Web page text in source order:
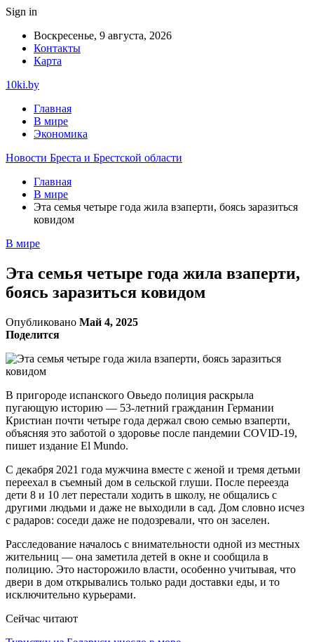
Sign in
Воскресенье, 9 августа, 2026
Контакты
Карта
10ki.by
Главная
В мире
Экономика
Новости Бреста и Брестской области
Главная
В мире
Эта семья четыре года жила взаперти, боясь заразиться
ковидом
В мире
Эта семья четыре года жила взаперти,
боясь заразиться ковидом
Опубликовано Май 4, 2025
Поделится
В пригороде испанского Овьедо полиция раскрыла
пугающую историю — 53-летний гражданин Германии
Кристиан почти четыре года держал свою семью взаперти,
объясняя это заботой о здоровье после пандемии COVID-19,
пишет издание El Mundo.
С декабря 2021 года мужчина вместе с женой и тремя детьми
переехал в съемный дом в сельской глуши. После переезда
дети 8 и 10 лет перестали ходить в школу, не общались с
другими людьми и даже не выходили в сад. Дом словно исчез
с радаров: соседи даже не подозревали, что он заселен.
Расследование началось с внимательности одной из местных
жительниц — она заметила детей в окне и сообщила в
полицию. Это насторожило власти, особенно учитывая, что
двери в дом открывались только ради доставки еды, и то
исключительно курьерами.
Сейчас читают